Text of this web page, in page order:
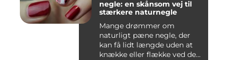
negle: en skånsom vej til
stærkere naturnegle
Mange drømmer om
naturligt pæne negle, der
kan få lidt længde uden at
knække eller flække ved den